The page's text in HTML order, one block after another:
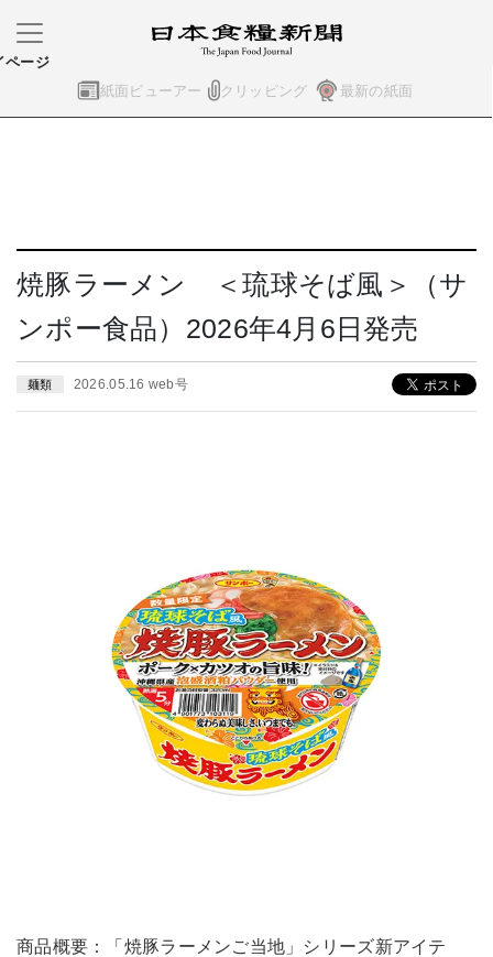
紙面ビューアー クリッピング 最新の紙面
ページ
焼豚ラーメン ＜琉球そば風＞（サ
ンポー食品）2026年4月6日発売
麺類 2026.05.16 web号
商品概要：「焼豚ラーメンご当地」シリーズ新アイテ